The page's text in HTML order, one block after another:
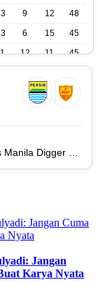
9 12
48
6 15
45
12 11
45
16
36
10 16
5 24
20
Persatuan Sepak Bola Indonesia Bandung vs Manila Digger FC
Jangan
Karya Nyata